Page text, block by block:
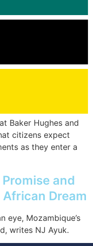
Baker Hughes and
citizens expect
as they enter a
and
Dream
eye, Mozambique’s
writes NJ Ayuk.